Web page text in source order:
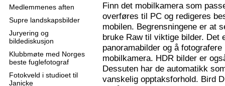
Medlemmenes aften
Supre landskapsbilder
Juryering og
bildediskusjon
Klubbmøte med Norges
beste fuglefotograf
Fotokveld i studioet til
Janicke
Finn det mobilkamera som
overføres til PC og redigeres
mobilen. Begrensningene er at
bruke Raw til viktige bilder. Det
panoramabilder og å
mobilkamera. HDR bilder er
Dessuten har de automatikk
vanskelig opptaksforhold. Bird